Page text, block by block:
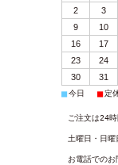
2
3
9
10
16
17
23
24
30
31
■今日 ■定
ご注文は24
土曜日・日
お電話での